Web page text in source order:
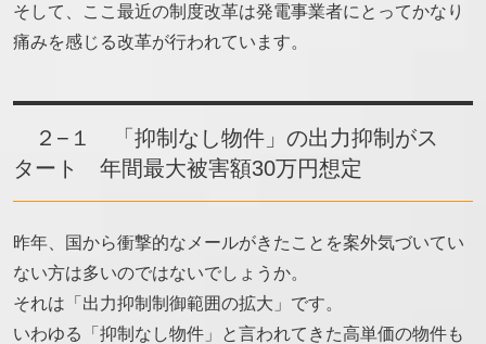
そして、ここ最近の制度改革は発電事業者にとってかなり
痛みを感じる改革が行われています。
２−１ 「抑制なし物件」の出力抑制がス
タート 年間最大被害額30万円想定
昨年、国から衝撃的なメールがきたことを案外気づいてい
ない方は多いのではないでしょうか。
それは「出力抑制制御範囲の拡大」です。
いわゆる「抑制なし物件」と言われてきた高単価の物件も